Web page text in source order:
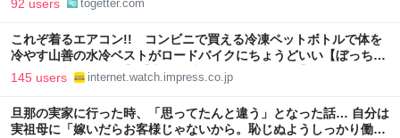
92 users togetter.com
これぞ着るエアコン!! コンビニで買える冷凍ペットボトルで体を
冷やす山善の水冷ベストがロードバイクにちょうどいい【ぼっち・
ざ・ろーど！その14】【空いた時間でなにしてる？】
145 users internet.watch.impress.co.jp
旦那の実家に行った時、「思ってたんと違う」となった話… 自分は
実祖母に「嫁いだらお客様じゃないから。恥じぬようしっかり働